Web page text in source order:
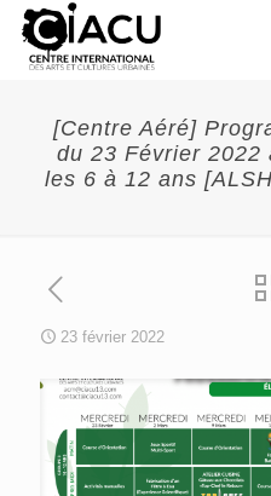
[Centre Aéré]
du 23 Février 2022
les 6 à 12 ans
23 février 2022